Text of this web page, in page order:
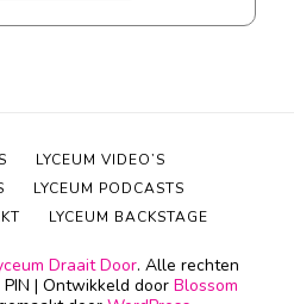
Draait Door. Alle rechten
PIN | Ontwikkeld door Blossom
LYCEUM VIDEO’S
LYCEUM PODCASTS
LYCEUM BACKSTAGE